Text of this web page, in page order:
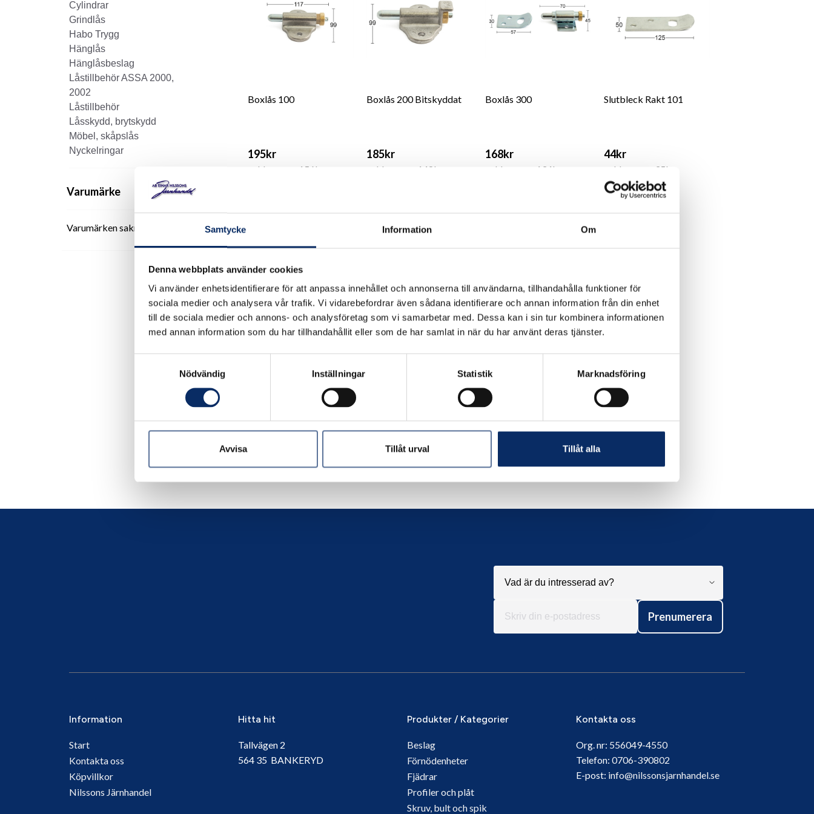
Samtycke Information Om
Denna webbplats använder cookies
Vi använder enhetsidentifierare för att anpassa innehållet och annonserna till användarna, tillhandahålla funktioner för
sociala medier och analysera vår trafik. Vi vidarebefordrar även sådana identifierare och annan information från din enhet
till de sociala medier och annons- och analysföretag som vi samarbetar med. Dessa kan i sin tur kombinera informationen
med annan information som du har tillhandahållit eller som de har samlat in när du har använt deras tjänster.
Nödvändig
Inställningar Statistik Marknadsföring
Avvisa Tillåt urval Tillåt alla
Cylindrar
Grindlås
Habo Trygg
Hänglås
Hänglåsbeslag
Låstillbehör ASSA 2000,
2002
Låstillbehör
Låsskydd, brytskydd
Möbel, skåpslås
Nyckelringar
Varumärke
Varumärken saknas
Boxlås 100
195kr
exkl. moms: 156kr
Boxlås 200 Bitskyddat
185kr
exkl. moms: 148kr
Boxlås 300
168kr
exkl. moms: 134kr
Slutbleck Rakt 101
44kr
exkl. moms: 35kr
exkl. moms: 36kr
Prenumerera
Information
Start
Kontakta oss
Köpvillkor
Nilssons Järnhandel
Hitta hit
Tallvägen 2
564 35 BANKERYD
Produkter / Kategorier
Beslag
Förnödenheter
Fjädrar
Profiler och plåt
Skruv, bult och spik
Kontakta oss
Org. nr: 556049-4550
Telefon: 0706-390802
E-post: info@nilssonsjarnhandel.se